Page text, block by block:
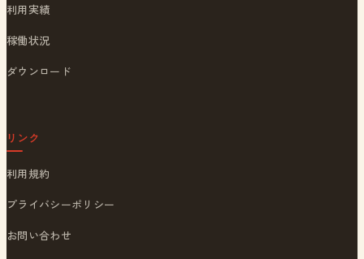
利用実績
稼働状況
ダウンロード
リンク
利用規約
プライバシーポリシー
お問い合わせ